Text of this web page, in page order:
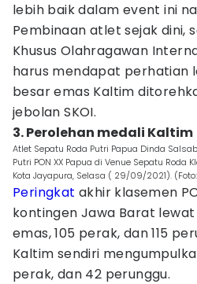
lebih baik dalam event ini
Pembinaan atlet sejak dini,
Khusus Olahragawan
harus mendapat perhatian
besar emas Kaltim
jebolan SKOI.
3. Perolehan medali Kaltim
Atlet Sepatu Roda Putri Papua Dinda
Putri PON XX Papua di Venue Sepatu Roda
Kota Jayapura, Selasa ( 29/09/2021). (Foto:
Peringkat akhir klasemen
kontingen Jawa Barat
emas, 105 perak, dan 115
Kaltim sendiri
perak, dan 42 perunggu.